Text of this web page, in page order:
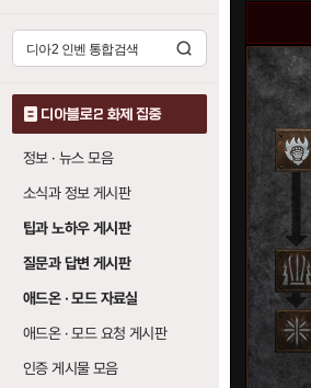
디아블로2 화제 집중
정보 · 뉴스 모음
소식과 정보 게시판
팁과 노하우 게시판
질문과 답변 게시판
애드온 · 모드 자료실
애드온 · 모드 요청 게시판
인증 게시물 모음
0